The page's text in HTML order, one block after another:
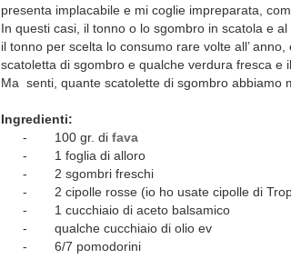
presenta implacabile e mi coglie impreparata,
In questi casi, il tonno o lo sgombro in scatola e
il tonno per scelta lo consumo rare volte all’
scatoletta di sgombro e qualche verdura fresca e
Ma senti, quante scatolette di sgombro abbiamo
Ingredienti:
-
100 gr. di fava
-
1 foglia di alloro
-
2 sgombri freschi
-
2 cipolle rosse (io ho usate cipolle di
-
1 cucchiaio di aceto balsamico
-
qualche cucchiaio di olio ev
-
6/7 pomodorini